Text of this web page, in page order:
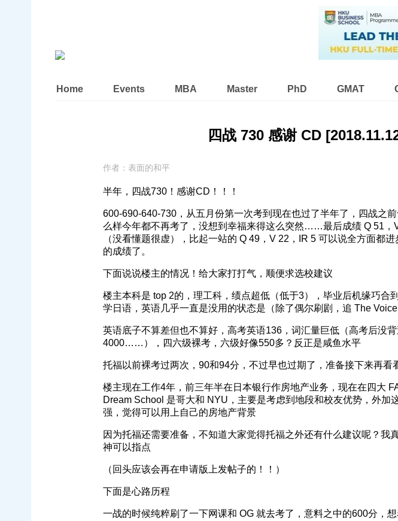
Home Events MBA Master PhD GMAT
四战 730 感谢 CD
作者： 表面的和平
半年，四战730！感谢CD！！！
600-690-640-730，从五月份第一次考到现在也过了半年了，四战之
么样今年都不再考了，没想到幸福来得这么突然……最后成绩 Q 51，
（没看懂题很虚），比起一站的 Q 49，V 22，IR 5 可以说全方面都
的成绩了。
下面说说楼主的情况！给大家打打气，顺便求选校建议
楼主本科是 top 2的，理工科，绩点超低（低于3），毕业后机缘巧合
学日语，英语几乎一直是没用的状态是（除了偶尔刷剧，追 The
英语底子不算差但也不算好，高考英语136，词汇量巨低（高考后没
4000……），四六级裸考，六级好像550多？反正是咸鱼水平
托福以前裸考过两次，90和94分，不过早也过期了，准备接下来再看
楼主现在工作4年，前三年半在日本银行作房地产业务，现在在四大
Dream School 是哥大和 NYU，主要是考虑到地段和校友优势，外加
强，觉得可以用上自己的房地产背景
因为托福还需要准备，不知道大家觉得托福之外还有什么建议呢？我
神可以指点
（回头应该会再在申请版上发帖子的！！）
下面是心路历程
一战的时候纯粹刷了一下网课和 OG 就去考了，意料之中的600分，想